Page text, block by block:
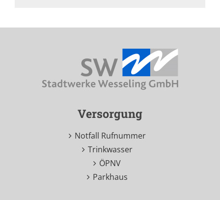
Versorgung
Notfall Rufnummer
Trinkwasser
ÖPNV
Parkhaus